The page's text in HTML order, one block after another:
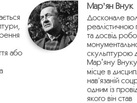
або
Марʼян Внук
Досконале
реалістичною
та досвід
скульптурою
Марʼяну
місце в
нав’язаній
одним із
якого він став